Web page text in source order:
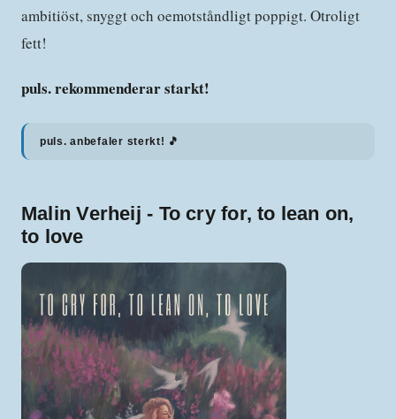
ambitiöst, snyggt och oemotståndligt poppigt. Otroligt
fett!
puls. rekommenderar starkt!
puls. anbefaler sterkt! 🎵
Malin Verheij - To cry for, to lean on,
to love